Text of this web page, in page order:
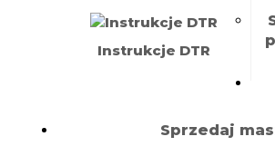
Instrukcje DTR
Sprzedaj